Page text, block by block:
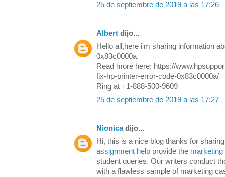
25 de septiembre de 2019 a las 17:26
Albert dijo...
Hello all,here i'm sharing information
0x83c0000a.
Read more here: https://
fix-hp-printer-error-code-0x83c0000a/
Ring at +1-888-500-9609
25 de septiembre de 2019 a las 17:27
Nionicadijo...
Hi, this is a nice blog thanks for
assignment help provide the
student queries. Our writers conduct
with a flawless sample of marketing